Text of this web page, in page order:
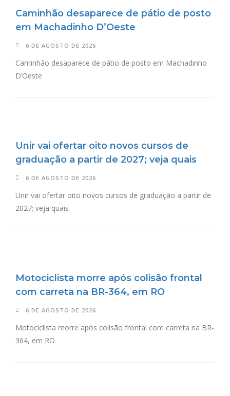
Caminhão desaparece de pátio de posto
em Machadinho D’Oeste
6 DE AGOSTO DE 2026
Caminhão desaparece de pátio de posto em Machadinho
D’Oeste
Unir vai ofertar oito novos cursos de
graduação a partir de 2027; veja quais
6 DE AGOSTO DE 2026
Unir vai ofertar oito novos cursos de graduação a partir de
2027; veja quais
Motociclista morre após colisão frontal
com carreta na BR-364, em RO
6 DE AGOSTO DE 2026
Motociclista morre após colisão frontal com carreta na BR-
364, em RO